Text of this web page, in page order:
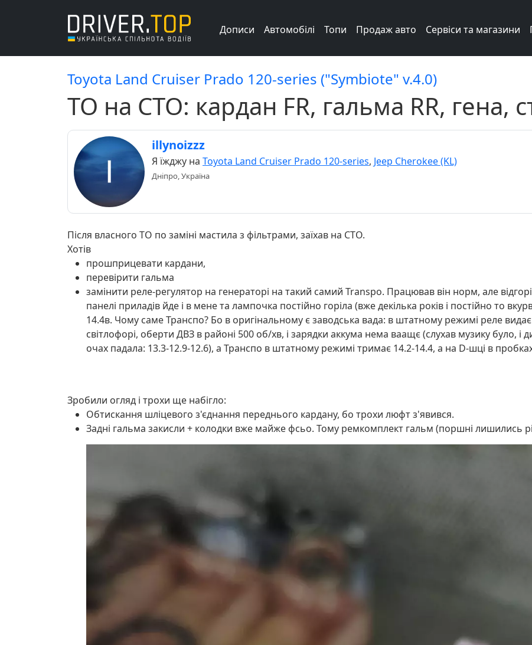
Дописи Автомобілі Топи Продаж авто Сервіси та магазини
Toyota Land Cruiser Prado 120-series ("Symbiote" v.4.0)
ТО на СТО: кардан FR, гальма RR, гена,
illynoizzz
Я їжджу на Toyota Land Cruiser Prado 120-series, Jeep Cherokee (KL)
Дніпро, Україна
Після власного ТО по заміні мастила з фільтрами, заїхав на СТО.
Хотів
прошприцевати кардани,
перевірити гальма
замінити реле-регулятор на генераторі на такий самий Transpo. Працював він норм, але
панелі приладів йде і в мене та лампочка постійно горіла (вже декілька років і постійно то
14.4в. Чому саме Транспо? Бо в оригінальному є заводська вада: в штатному режимі реле
світлофорі, оберти ДВЗ в районі 500 об/хв, і зарядки аккума нема ваащє (слухав музику було, і
очах падала: 13.3-12.9-12.6), а Транспо в штатному режимі тримає 14.2-14.4, а на D-шці в
Зробили огляд і трохи ще набігло:
Обтискання шліцевого з'єднання переднього кардану, бо трохи люфт з'явився.
Задні гальма закисли + колодки вже майже фсьо. Тому ремкомплект гальм (поршні лишились